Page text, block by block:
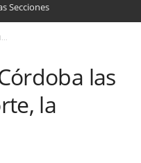
Secciones
las
la